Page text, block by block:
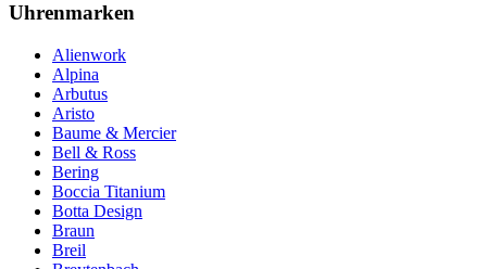
Uhrenmarken
Alienwork
Alpina
Arbutus
Aristo
Baume & Mercier
Bell & Ross
Bering
Boccia Titanium
Botta Design
Braun
Breil